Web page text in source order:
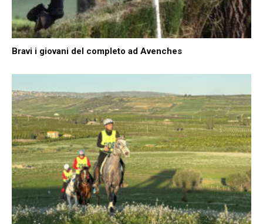
Bravi i giovani del completo ad Avenches